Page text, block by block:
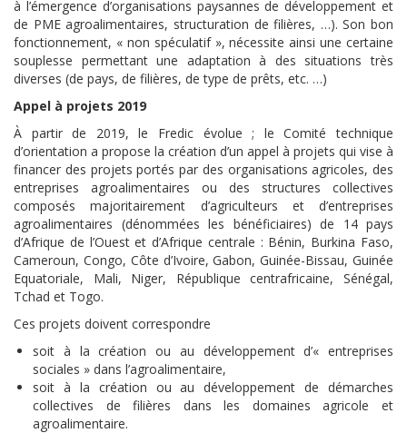
à l’émergence d’organisations paysannes de développement et
de PME agroalimentaires, structuration de filières, …). Son bon
fonctionnement, « non spéculatif », nécessite ainsi une certaine
souplesse permettant une adaptation à des situations très
diverses (de pays, de filières, de type de prêts, etc. …)
Appel à projets 2019
À partir de 2019, le Fredic évolue ; le Comité technique
d’orientation a propose la création d’un appel à projets qui vise à
financer des projets portés par des organisations agricoles, des
entreprises agroalimentaires ou des structures collectives
composés majoritairement d’agriculteurs et d’entreprises
agroalimentaires (dénommées les bénéficiaires) de 14 pays
d’Afrique de l’Ouest et d’Afrique centrale : Bénin, Burkina Faso,
Cameroun, Congo, Côte d’Ivoire, Gabon, Guinée-Bissau, Guinée
Equatoriale, Mali, Niger, République centrafricaine, Sénégal,
Tchad et Togo.
Ces projets doivent correspondre
soit à la création ou au développement d’« entreprises
sociales » dans l’agroalimentaire,
soit à la création ou au développement de démarches
collectives de filières dans les domaines agricole et
agroalimentaire.